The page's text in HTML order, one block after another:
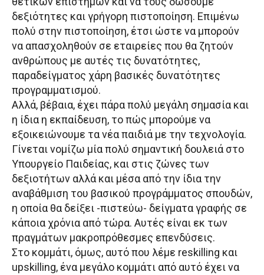
δεξιότητες και γρήγορη πιστοποίηση. Επιμένω
πολύ στην πιστοποίηση, έτσι ώστε να μπορούν
να απασχοληθούν σε εταιρείες που θα ζητούν
ανθρώπους με αυτές τις δυνατότητες,
παραδείγματος χάρη βασικές δυνατότητες
προγραμματισμού.
Αλλά, βέβαια, έχει πάρα πολύ μεγάλη σημασία και
η ίδια η εκπαίδευση, το πώς μπορούμε να
εξοικειώνουμε τα νέα παιδιά με την τεχνολογία.
Γίνεται νομίζω μία πολύ σημαντική δουλειά στο
Υπουργείο Παιδείας, και στις ζώνες των
δεξιοτήτων αλλά και μέσα από την ίδια την
αναβάθμιση του βασικού προγράμματος σπουδών,
η οποία θα δείξει -πιστεύω- δείγματα γραφής σε
κάποια χρόνια από τώρα. Αυτές είναι εκ των
πραγμάτων μακροπρόθεσμες επενδύσεις.
Στο κομμάτι, όμως, αυτό που λέμε reskilling και
upskilling, ένα μεγάλο κομμάτι από αυτό έχει να